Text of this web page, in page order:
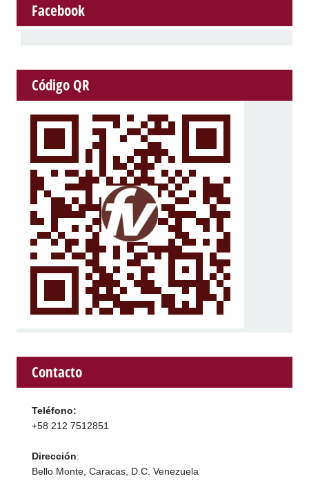
Facebook
Código QR
Contacto
Teléfono:
+58 212 7512851
Dirección:
Bello Monte, Caracas, D.C. Venezuela